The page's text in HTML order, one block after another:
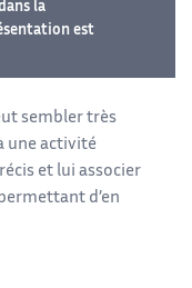
la
est
sembler très
une activité
et lui associer
d’en